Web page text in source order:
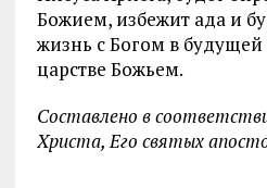
Божием, избежит ада и
жизнь с Богом в
царстве Божьем.
Составлено в
Христа, Его святых